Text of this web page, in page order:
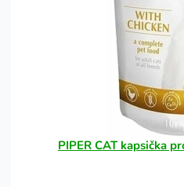
PIPER CAT kapsička